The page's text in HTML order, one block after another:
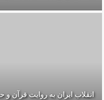
انقلاب ایران به روایت قرآن و